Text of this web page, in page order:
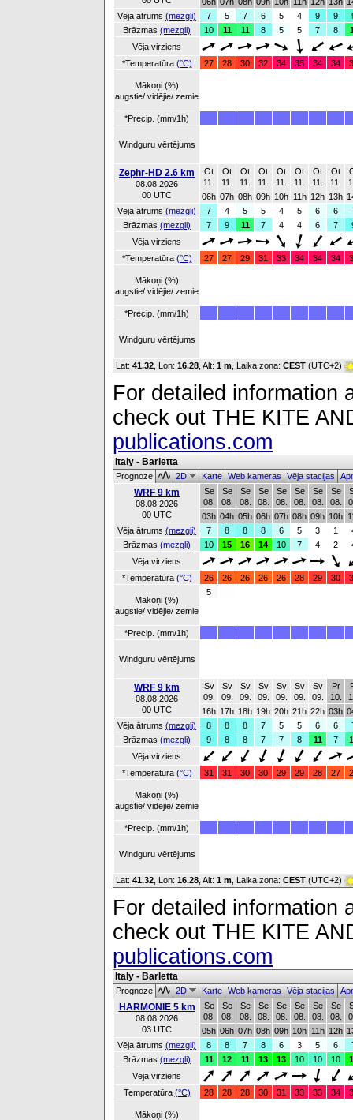
Vēja ātrums (mezgli) 7 5 7 6 5 4 9 9
Brāzmas (mezgli) 10 11 11 8 5 5 7 8
Vēja virziens
*Temperatūra (°C) 27 28 30 32 34 35 34 34
Mākoņi (%)
augstie/ vidējie/ zemie
*Precip. (mm/1h)
Windguru vērtējums
Zephr-HD 2.6 km
08.08.2026
00 UTC
Ot
11.
Ot
11.
Ot
11.
Ot
11.
Ot
11.
Ot
11.
Ot
11.
Ot
11.
06h 07h 08h 09h 10h 11h 12h 13h
Vēja ātrums (mezgli) 7 4 5 5 4 5 6 6
Brāzmas (mezgli) 7 9 11 7 4 4 6 7
Vēja virziens
*Temperatūra (°C) 27 27 29 31 33 34 34 34
Mākoņi (%)
augstie/ vidējie/ zemie
*Precip. (mm/1h)
Windguru vērtējums
Lat: 41.32 , Lon: 16.28 Alt: 1 m , Laika zona: CEST (UTC+2)
For detailed information
check out THE KITE
publications.com
Italy - Barletta
Prognoze 2D KarteWeb kamerasVēja stacijas
WRF 9 km
08.08.2026
00 UTC
Se
08.
Se
08.
Se
08.
Se
08.
Se
08.
Se
08.
Se
08.
Se
08.
03h 04h 05h 06h 07h 08h 09h 10h
Vēja ātrums (mezgli) 7 8 8 8 6 5 3 1
Brāzmas (mezgli) 10 15 16 14 10 7 4 2
Vēja virziens
*Temperatūra (°C) 26 26 26 26 26 28 29 30
Mākoņi (%)
augstie/ vidējie/ zemie
5
*Precip. (mm/1h)
Windguru vērtējums
WRF 9 km
08.08.2026
00 UTC
Sv
09.
Sv
09.
Sv
09.
Sv
09.
Sv
09.
Sv
09.
Sv
09.
Pr
10.
16h 17h 18h 19h 20h 21h 22h 03h
Vēja ātrums (mezgli) 8 8 8 7 5 5 6 6
Brāzmas (mezgli) 9 8 8 7 7 8 11 7
Vēja virziens
*Temperatūra (°C) 31 31 30 30 29 29 28 27
Mākoņi (%)
augstie/ vidējie/ zemie
*Precip. (mm/1h)
Windguru vērtējums
Lat: 41.32 , Lon: 16.28 Alt: 1 m , Laika zona: CEST (UTC+2)
For detailed information
check out THE KITE
publications.com
Italy - Barletta
Prognoze 2D KarteWeb kamerasVēja stacijas
HARMONIE 5 km
08.08.2026
03 UTC
Se
08.
Se
08.
Se
08.
Se
08.
Se
08.
Se
08.
Se
08.
Se
08.
05h 06h 07h 08h 09h 10h 11h 12h
Vēja ātrums (mezgli) 8 8 7 8 6 3 5 6
Brāzmas (mezgli) 11 12 11 13 13 10 10 10
Vēja virziens
Temperatūra (°C) 28 28 28 30 31 33 33 34
Mākoņi (%)